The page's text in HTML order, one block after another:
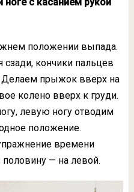
положении выпада.
сзади, кончики пальцев
Делаем прыжок вверх на
колено вверх к груди.
левую ногу отводим
положение.
времени
— на левой.